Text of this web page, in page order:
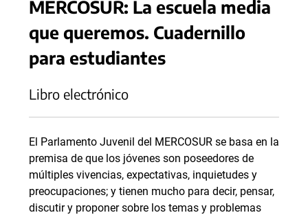
MERCOSUR: La escuela media
que queremos. Cuadernillo
para estudiantes
Libro electrónico
El Parlamento Juvenil del MERCOSUR se basa en la
premisa de que los jóvenes son poseedores de
múltiples vivencias, expectativas, inquietudes y
preocupaciones; y tienen mucho para decir, pensar,
discutir y proponer sobre los temas y problemas